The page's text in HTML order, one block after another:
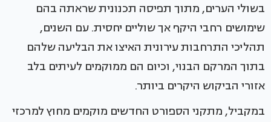
בשולי הערים, מתוך תפיסה תכנונית שראתה בהם
שימושים רחבי היקף אך שוליים יחסית. עם השנים,
תהליכי התרחבות עירונית האיצו את הבליעה שלהם
בתוך המרקם הבנוי, וכיום הם ממוקמים לעיתים בלב
אזורי הביקוש היקרים ביותר.
במקביל, מתקני הספורט החדשים מוקמים מחוץ למרכזי